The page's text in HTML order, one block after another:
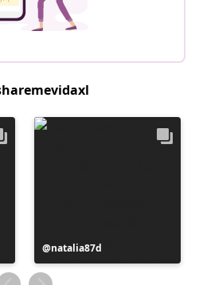
Objavo
je
objavil
natalia87d